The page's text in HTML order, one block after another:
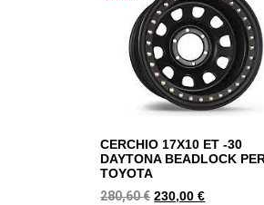
CERCHIO 17X10 ET -30
DAYTONA BEADLOCK
TOYOTA
280,60€ 230,00€